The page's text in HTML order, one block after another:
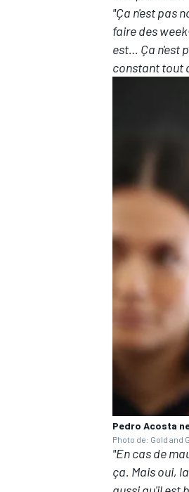
AUTRES
"Ça n'est pas
faire des
est… Ça n'est
constant tout
Pedro Acosta
Photo de: Gold and
"En cas de
ça. Mais oui,